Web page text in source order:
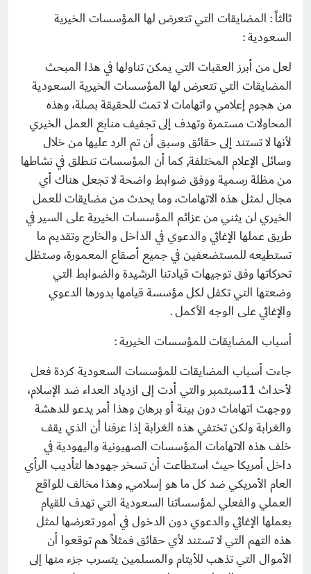
ثالثاً : المضايقات التي تتعرض لها المؤسسات الخيرية
السعودية :
لعل من أبرز العقبات التي يمكن تناولها في هذا المبحث
المضايقات التي تتعرض لها المؤسسات الخيرية السعودية
من هجوم إعلامي واتهامات لا تمت للحقيقة بصلة، وهذه
المحاولات مستمرة وتهدف إلى تجفيف منابع العمل الخيري
لأنها لا تستند إلى حقائق وسبق أن تم الرد عليها من خلال
وسائل الإعلام المختلفة, كما أن المؤسسات تنطلق في نشاطها
من مظلة رسمية ووفق ضوابط واضحة لا تجعل هناك أي
مجال لمثل هذه الاتهامات، وما يحدث من مضايقات للعمل
الخيري لن يثني من عزائم المؤسسات الخيرية على السير في
طريق عملها الإغاثي والدعوي في الداخل والخارج وتقديم ما
تستطيعه للمستضعفين في جميع أصقاع المعمورة، وستظل
تحركاتها وفق توجيهات قيادتنا الرشيدة والضوابط التي
وضعتها التي تكفل لكل مؤسسة قيامها بدورها الدعوي
والإغاثي على الوجه الأكمل .
أسباب المضايقات للمؤسسات الخيرية :
جاءت أسباب المضايقات للمؤسسات السعودية كردة فعل
لأحداث 11سبتمبر والتي أدت إلى ازدياد العداء ضد الإسلام،
ووجهت اتهامات دون بينة أو برهان وهذا أمر يدعو للدهشة
والغرابة ولكن تختفي هذه الغرابة إذا عرفنا أن الذي يقف
خلف هذه الاتهامات المؤسسات الصهيونية واليهودية في
داخل أمريكا حيث استطاعت أن تسخر جهودها لتأديب الرأي
العام الأمريكي ضد كل ما هو إسلامي, وهذا مخالف للواقع
العملي والفعلي لمؤسساتنا السعودية التي تهدف للقيام
بعملها الإغاثي والدعوي دون الدخول في أمور تعرضها لمثل
هذه التهم التي لا تستند لأي حقائق فمثلاً هم توقعوا أن
الأموال التي تذهب للأيتام والمسلمين يتسرب جزء منها إلى